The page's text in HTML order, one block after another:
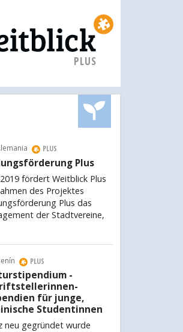
PLUS
PLUS
Plus
fördert Weitblick Plus
des Projektes
Plus das
der Stadtvereine,
PLUS
-
für junge,
Studentinnen
neu gegründet wurde